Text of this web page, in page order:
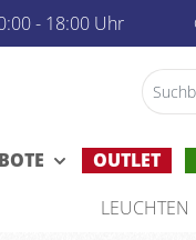
- 18:00 Uhr
OUTLET
LEUCHTEN